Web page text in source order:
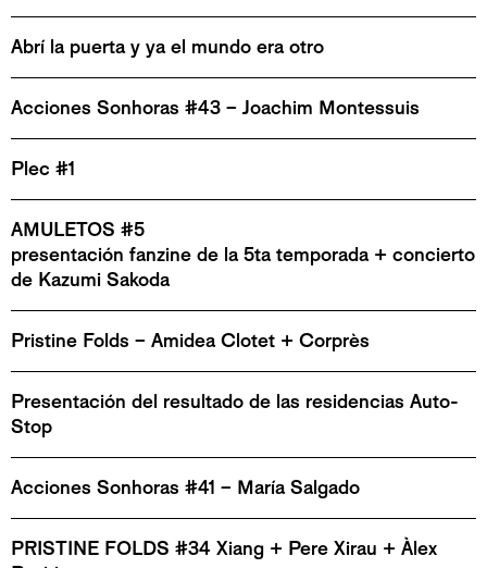
Abrí la puerta y ya el mundo era otro
Acciones Sonhoras #43 – Joachim Montessuis
Plec #1
AMULETOS #5
presentación fanzine de la 5ta temporada + concierto
de Kazumi Sakoda
Pristine Folds – Amidea Clotet + Corprès
Presentación del resultado de las residencias Auto-
Stop
Acciones Sonhoras #41 – María Salgado
PRISTINE FOLDS #34 Xiang + Pere Xirau + Àlex